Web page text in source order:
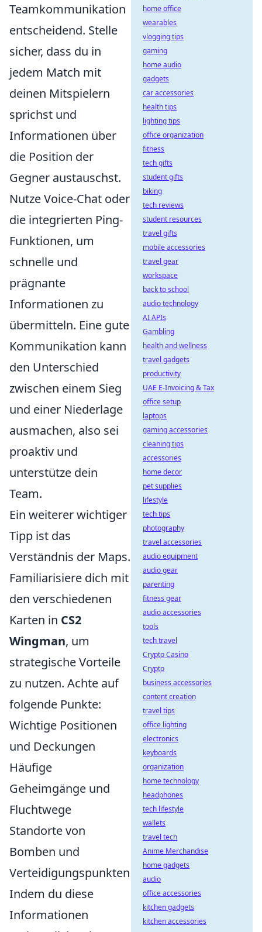
Teamkommunikation
entscheidend. Stelle
sicher, dass du in
jedem Match mit
deinen Mitspielern
sprichst und
Informationen über
die Position der
Gegner austauschst.
Nutze Voice-Chat oder
die integrierten Ping-
Funktionen, um
schnelle und
prägnante
Informationen zu
übermitteln. Eine gute
Kommunikation kann
den Unterschied
zwischen einem Sieg
und einer Niederlage
ausmachen, also sei
proaktiv und
unterstütze dein
Team.
Ein weiterer wichtiger
Tipp ist das
Verständnis der Maps.
Familiarisiere dich mit
den verschiedenen
Karten in CS2
Wingman, um
strategische Vorteile
zu nutzen. Achte auf
folgende Punkte:
Wichtige Positionen
und Deckungen
Häufige
Geheimgänge und
Fluchtwege
Standorte von
Bomben und
Verteidigungspunkten
Indem du diese
Informationen
home office
wearables
vlogging tips
gaming
home audio
gadgets
car accessories
health tips
lighting tips
office organization
fitness
tech gifts
student gifts
biking
tech reviews
student resources
travel gifts
mobile accessories
travel gear
workspace
back to school
audio technology
AI APIs
Gambling
health and wellness
travel gadgets
productivity
UAE E-Invoicing & Tax
office setup
laptops
gaming accessories
cleaning tips
accessories
home decor
pet supplies
lifestyle
tech tips
photography
travel accessories
audio equipment
audio gear
parenting
fitness gear
audio accessories
tools
tech travel
Crypto Casino
Crypto
business accessories
content creation
travel tips
office lighting
electronics
keyboards
organization
home technology
headphones
tech lifestyle
wallets
travel tech
Anime Merchandise
home gadgets
audio
office accessories
kitchen gadgets
kitchen accessories